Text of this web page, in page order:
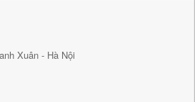
Xuân - Hà Nội